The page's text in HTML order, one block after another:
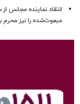
انتقاد نماینده مجلس
مبعوث‌شده را نیز محرم